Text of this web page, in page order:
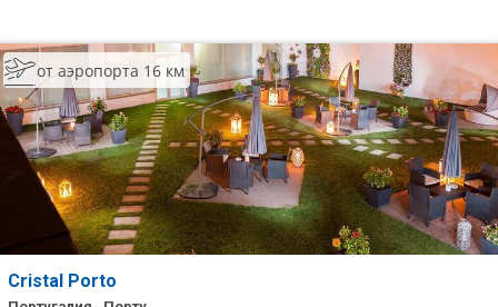
от аэропорта 16 км
Cristal Porto